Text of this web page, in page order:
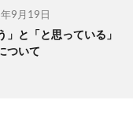
9月19日
」と「と思っている」
ついて